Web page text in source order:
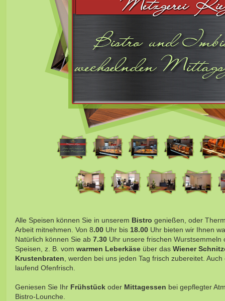
Alle Speisen können Sie in unserem Bistro genießen, oder
Arbeit mitnehmen. Von 8.00 Uhr bis 18.00 Uhr bieten wir Ihnen
Natürlich können Sie ab 7.30 Uhr unsere frischen Wurstsemmeln
Speisen, z. B. vom warmen Leberkäse über das Wiener
Krustenbraten , werden bei uns jeden Tag frisch zubereitet.
laufend Ofenfrisch.
Geniesen Sie Ihr Frühstück oder Mittagessen bei gepflegter
Bistro-Lounche.